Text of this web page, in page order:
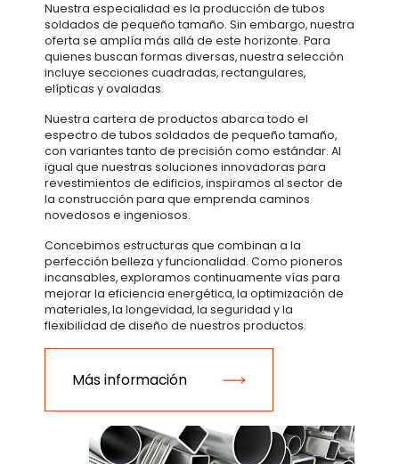
Nuestra especialidad es la producción de tubos
soldados de pequeño tamaño. Sin embargo, nuestra
oferta se amplía más allá de este horizonte. Para
quienes buscan formas diversas, nuestra selección
incluye secciones cuadradas, rectangulares,
elípticas y ovaladas.
Nuestra cartera de productos abarca todo el
espectro de tubos soldados de pequeño tamaño,
con variantes tanto de precisión como estándar. Al
igual que nuestras soluciones innovadoras para
revestimientos de edificios, inspiramos al sector de
la construcción para que emprenda caminos
novedosos e ingeniosos.
Concebimos estructuras que combinan a la
perfección belleza y funcionalidad. Como pioneros
incansables, exploramos continuamente vías para
mejorar la eficiencia energética, la optimización de
materiales, la longevidad, la seguridad y la
flexibilidad de diseño de nuestros productos.
Más información